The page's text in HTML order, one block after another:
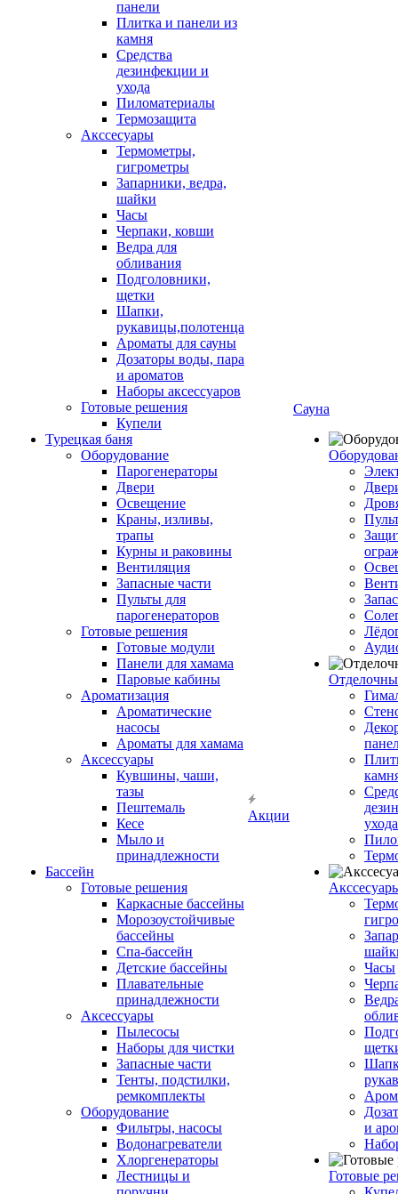
панели
Плитка и панели из
камня
Средства
дезинфекции и
ухода
Пиломатериалы
Термозащита
Аксcесуары
Термометры,
гигрометры
Запарники, ведра,
шайки
Часы
Черпаки, ковши
Ведра для
обливания
Подголовники,
щетки
Шапки,
рукавицы,полотенца
Ароматы для сауны
Дозаторы воды, пара
и ароматов
Наборы аксессуаров
Готовые решения
Купели
Турецкая баня
Оборудование
Парогенераторы
Двери
Освещение
Краны, изливы,
трапы
Курны и раковины
Вентиляция
Запасные части
Пульты для
парогенераторов
Готовые решения
Готовые модули
Панели для хамама
Паровые кабины
Ароматизация
Ароматические
насосы
Ароматы для хамама
Аксессуары
Кувшины, чаши,
тазы
Пештемаль
Кесе
Мыло и
принадлежности
Бассейн
Готовые решения
Каркасные бассейны
Морозоустойчивые
бассейны
Спа-бассейн
Детские бассейны
Плавательные
принадлежности
Аксессуары
Пылесосы
Наборы для чистки
Запасные части
Тенты, подстилки,
ремкомплекты
Оборудование
Фильтры, насосы
Водонагреватели
Хлоргенераторы
Лестницы и
Акции
Сауна
ухода
Часы
и
Готовые